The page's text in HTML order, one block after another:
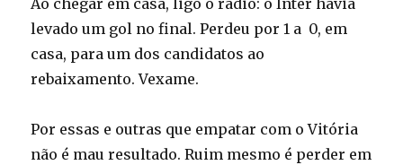
Ao chegar em casa, ligo o rádio: o Inter havia
levado um gol no final. Perdeu por 1 a 0, em
casa, para um dos candidatos ao
rebaixamento. Vexame.
Por essas e outras que empatar com o Vitória
não é mau resultado. Ruim mesmo é perder em